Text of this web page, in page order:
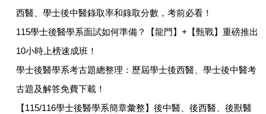
西醫、學士後中醫錄取率和錄取分數，考前必看！
115學士後醫學系面試如何準備？【龍門】+【甄戰】重磅推出
10小時上榜速成班！
學士後醫學系考古題總整理：歷屆學士後西醫、學士後中醫考
古題及解答免費下載！
【115/116學士後醫學系簡章彙整】後中醫、後西醫、後獸醫